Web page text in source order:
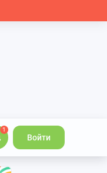
1
Войти